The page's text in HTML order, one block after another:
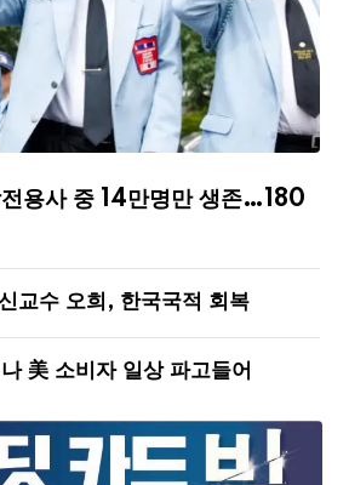
용사 중 14만명만 생존…180
교수 오희, 한국국적 회복
美 소비자 일상 파고들어